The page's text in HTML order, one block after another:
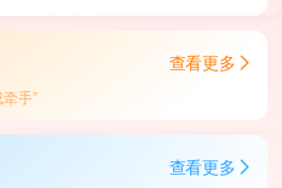
查看更多
手”
查看更多